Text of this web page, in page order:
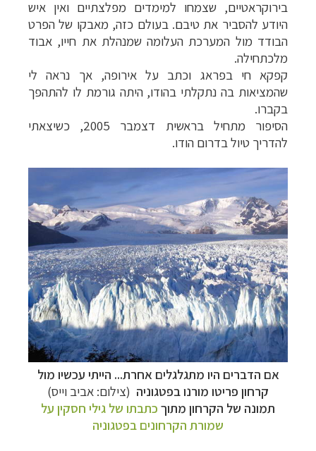
בירוקראטיים, שצמחו למימדים מפלצתיים ואין איש
היודע להסביר את טיבם. בעולם כזה, מאבקו של הפרט
הבודד מול המערכת העלומה שמנהלת את חייו, אבוד
מלכתחילה.
קפקא חי בפראג וכתב על אירופה, אך נראה לי
שהמציאות בה נתקלתי בהודו, היתה גורמת לו להתהפך
בקברו.
הסיפור מתחיל בראשית דצמבר 2005, כשיצאתי
להדריך טיול בדרום הודו.
אם הדברים היו מתגלגלים אחרת... הייתי עכשיו מול
קרחון פריטו מורנו בפטגוניה (צילום: אביב וייס)
תמונה של הקרחון מתוך כתבתו של גילי חסקין על
שמורת הקרחונים בפטגוניה